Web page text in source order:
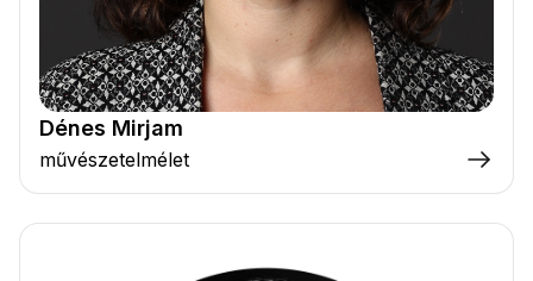
Dénes Mirjam
művészetelmélet